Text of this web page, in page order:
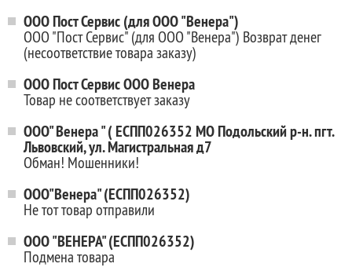
ООО Пост Сервис (для ООО "Венера")
ООО "Пост Сервис" (для ООО "Венера") Возврат денег
(несоответствие товара заказу)
ООО Пост Сервис ООО Венера
Товар не соответствует заказу
ООО" Венера " ( ЕСПП026352 МО Подольский р-н. пгт.
Львовский, ул. Магистральная д7
Обман! Мошенники!
ООО"Венера" (ЕСПП026352)
Не тот товар отправили
ООО "ВЕНЕРА" (ЕСПП026352)
Подмена товара